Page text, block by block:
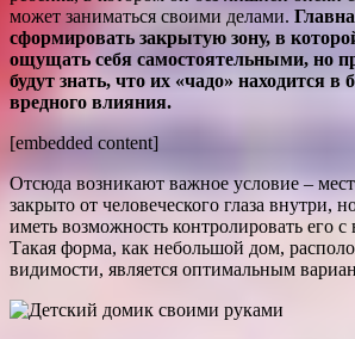
может заниматься своими делами.
сформировать закрытую зону, в
ощущать себя самостоятельными, но
будут знать, что их «чадо» находится в
вредного влияния.
[embedded content]
Отсюда возникают важное условие –
закрыто от человеческого глаза внутри,
иметь возможность контролировать его
Такая форма, как небольшой дом,
видимости, является оптимальным